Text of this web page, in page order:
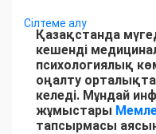
Сілтеме алу
Қазақстанда
кешенді
психологиялық
оңалту
келеді. Мұндай
жұмыстары
тапсырмасы